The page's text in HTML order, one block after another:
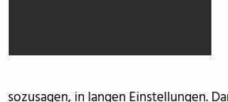
sozusagen, in langen Einstellungen.